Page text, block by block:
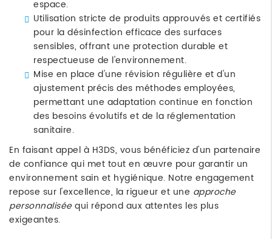
espace.
Utilisation stricte de produits approuvés et certifiés
pour la désinfection efficace des surfaces
sensibles, offrant une protection durable et
respectueuse de l'environnement.
Mise en place d'une révision régulière et d'un
ajustement précis des méthodes employées,
permettant une adaptation continue en fonction
des besoins évolutifs et de la réglementation
sanitaire.
En faisant appel à H3DS, vous bénéficiez d'un partenaire
de confiance qui met tout en œuvre pour garantir un
environnement sain et hygiénique. Notre engagement
repose sur l'excellence, la rigueur et une approche
personnaliséequi répond aux attentes les plus
exigeantes.